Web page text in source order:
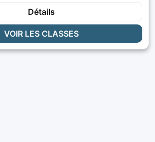
Détails
VOIR LES CLASSES